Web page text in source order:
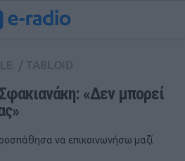
«Δεν μπορεί
να επικοινωνήσω μαζί